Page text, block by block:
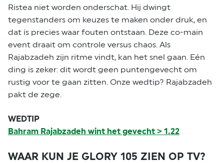
Ristea niet worden onderschat. Hij dwingt
tegenstanders om keuzes te maken onder druk, en
dat is precies waar fouten ontstaan. Deze co-main
event draait om controle versus chaos. Als
Rajabzadeh zijn ritme vindt, kan het snel gaan. Eén
ding is zeker: dit wordt geen puntengevecht om
rustig voor te gaan zitten. Onze wedtip? Rajabzadeh
pakt de zege.
WEDTIP
Bahram Rajabzadeh wint het gevecht > 1.22
WAAR KUN JE GLORY 105 ZIEN OP TV?